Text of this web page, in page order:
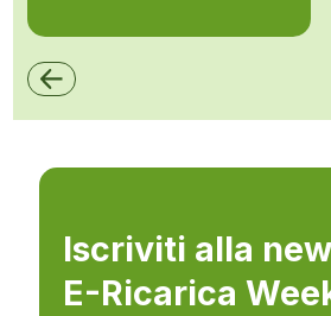
Iscriviti alla
E-Ricarica